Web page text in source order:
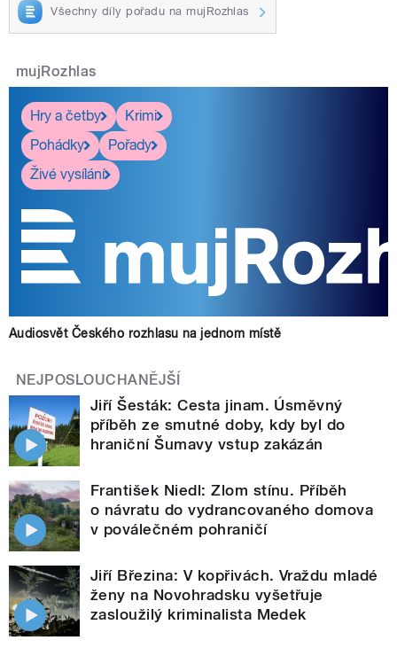
Všechny díly pořadu na mujRozhlas
mujRozhlas
Hry a četby
Krimi
Pohádky
Pořady
Živé vysílání
Audiosvět Českého rozhlasu na jednom místě
NEJPOSLOUCHANĚJŠÍ
Jiří Šesták: Cesta jinam. Úsměvný
příběh ze smutné doby, kdy byl do
hraniční Šumavy vstup zakázán
František Niedl: Zlom stínu. Příběh
o návratu do vydrancovaného domova
v poválečném pohraničí
Jiří Březina: V kopřivách. Vraždu mladé
ženy na Novohradsku vyšetřuje
zasloužilý kriminalista Medek